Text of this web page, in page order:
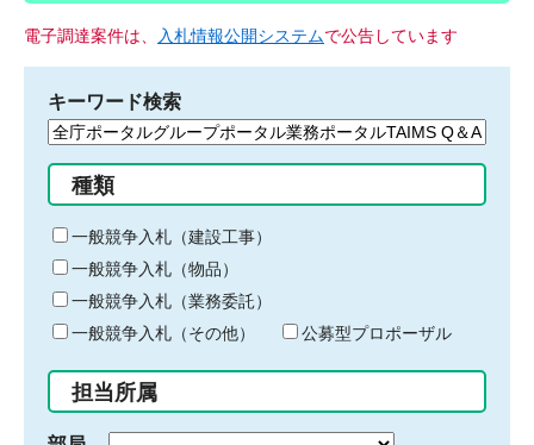
電子調達案件は、 入札情報公開システムで公告しています
キーワード検索
検
る
キ
ー
ワ
ー
ド
入
力
種類
一般競争入札（建設工事）
一般競争入札（物品）
一般競争入札（業務委託）
一般競争入札（その他）
公募型プロポーザル
担当所属